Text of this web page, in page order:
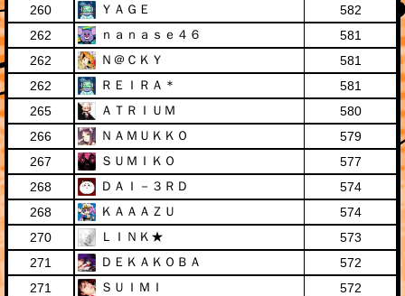
260
ＹＡＧＥ
582
262
ｎａｎａｓｅ４６
581
262
Ｎ＠ＣＫＹ
581
262
ＲＥＩＲＡ＊
581
265
ＡＴＲＩＵＭ
580
266
ＮＡＭＵＫＫＯ
579
267
ＳＵＭＩＫＯ
577
268
ＤＡＩ－３ＲＤ
574
268
ＫＡＡＡＺＵ
574
270
ＬＩＮＫ★
573
271
ＤＥＫＡＫＯＢＡ
572
271
ＳＵＩＭＩ
572